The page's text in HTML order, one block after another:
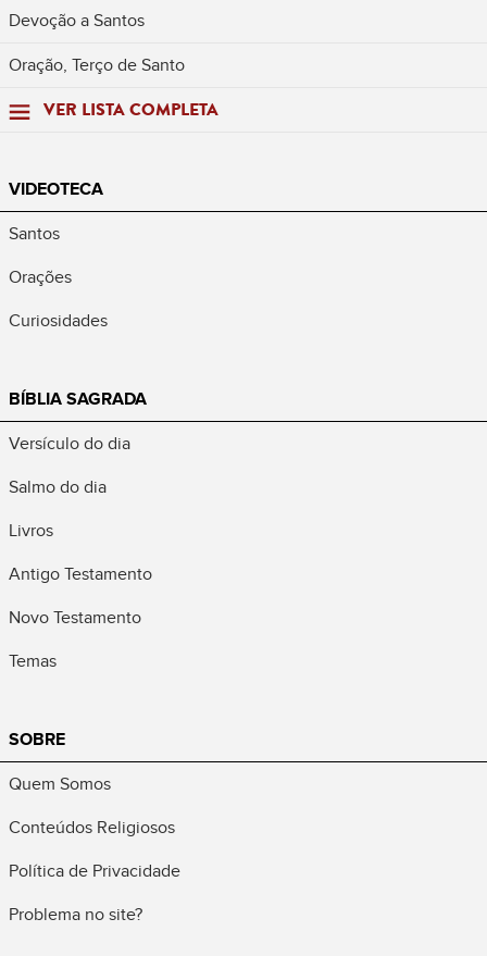
Devoção a Santos
Oração, Terço de Santo
VER LISTA COMPLETA
VIDEOTECA
Santos
Orações
Curiosidades
BÍBLIA SAGRADA
Versículo do dia
Salmo do dia
Livros
Antigo Testamento
Novo Testamento
Temas
SOBRE
Quem Somos
Conteúdos Religiosos
Política de Privacidade
Problema no site?